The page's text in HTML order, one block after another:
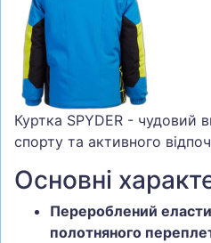
Куртка SPYDER - чудовий
спорту та активного
Основні
Перероблений
полотняного